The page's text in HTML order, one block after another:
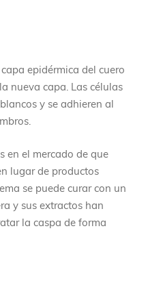
epidérmica del cuero
nueva capa. Las células
y se adhieren al
en el mercado de que
lugar de productos
se puede curar con un
y sus extractos han
la caspa de forma